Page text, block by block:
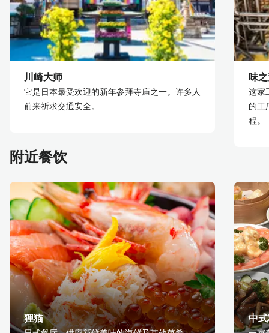
川崎大师
它是日本最受欢迎的新年参拜寺庙之一。许多人
前来祈求交通安全。
味
这家
的工
程。
附近餐饮
狸猫 中